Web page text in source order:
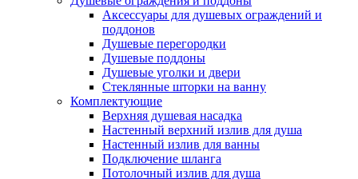
Аксессуары для душевых ограждений и
поддонов
Душевые перегородки
Душевые поддоны
Душевые уголки и двери
Стеклянные шторки на ванну
Комплектующие
Верхняя душевая насадка
Настенный верхний излив для душа
Настенный излив для ванны
Подключение шланга
Потолочный излив для душа